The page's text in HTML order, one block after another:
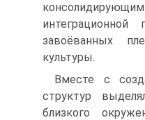
завоёванных
культуры.
Вместе с
структур
близкого